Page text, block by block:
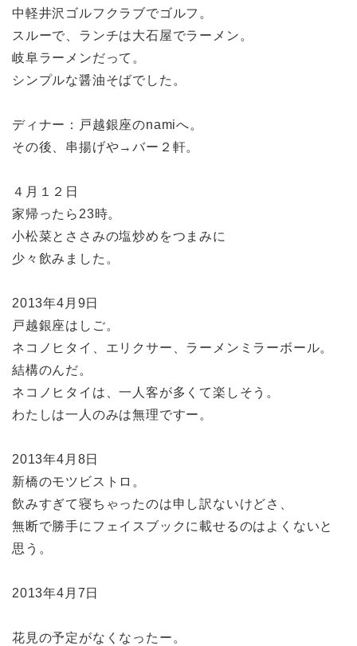
中軽井沢ゴルフクラブでゴルフ。
スルーで、ランチは大石屋でラーメン。
岐阜ラーメンだって。
シンプルな醤油そばでした。
ディナー：戸越銀座のnamiへ。
その後、串揚げや→バー２軒。
４月１２日
家帰ったら23時。
小松菜とささみの塩炒めをつまみに
少々飲みました。
2013年4月9日
戸越銀座はしご。
ネコノヒタイ、エリクサー、ラーメンミラーボール。
結構のんだ。
ネコノヒタイは、一人客が多くて楽しそう。
わたしは一人のみは無理ですー。
2013年4月8日
新橋のモツビストロ。
飲みすぎて寝ちゃったのは申し訳ないけどさ、
無断で勝手にフェイスブックに載せるのはよくないと
思う。
2013年4月7日
花見の予定がなくなったー。